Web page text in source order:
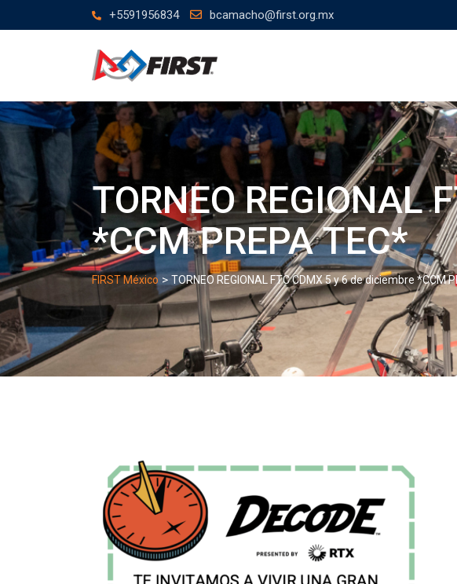
to
+5591956834 bcamacho@first.org.mx
TORNEO REGIONAL
*CCM PREPA TEC*
FIRST México > TORNEO REGIONAL FTC CDMX 5 y 6 de diciembre *CCM